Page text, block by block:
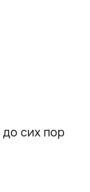
сих пор